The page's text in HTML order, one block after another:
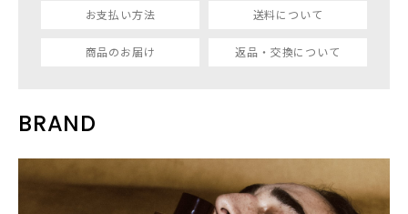
お支払い方法 送料について
商品のお届け 返品・交換について
BRAND